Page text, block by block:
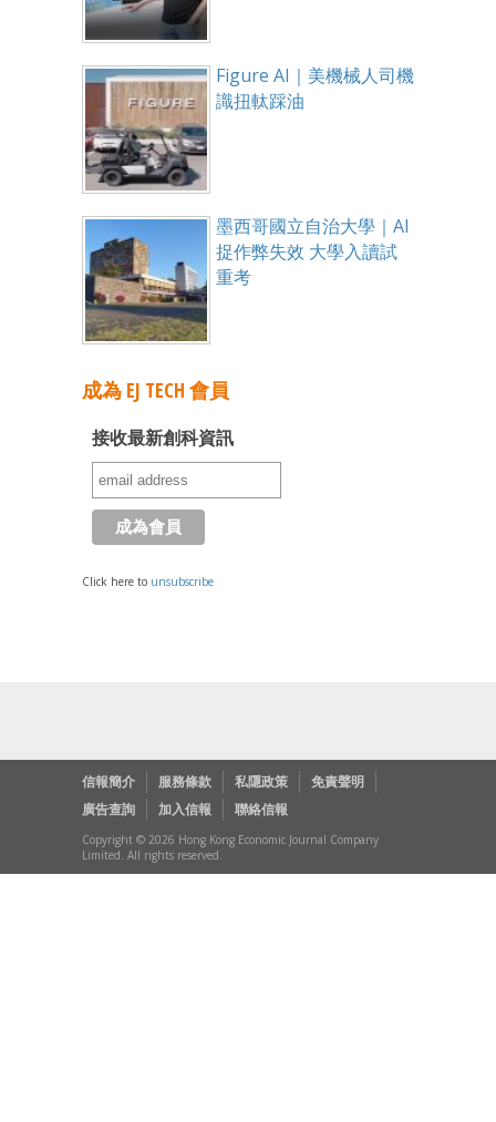
Figure AI｜美機械人司機
識扭軚踩油
墨西哥國立自治大學｜AI
捉作弊失效 大學入讀試
重考
成為 EJ TECH 會員
接收最新創科資訊
Click here to unsubscribe
信報簡介 服務條款 私隱政策
免責聲明
廣告查詢
加入信報 聯絡信報
Copyright © 2026 Hong Kong Economic Journal Company
Limited. All rights reserved.